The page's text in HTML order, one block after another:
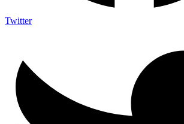
Twitter